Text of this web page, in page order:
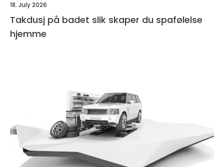
18. July 2026
Takdusj på badet slik skaper du spafølelse
hjemme